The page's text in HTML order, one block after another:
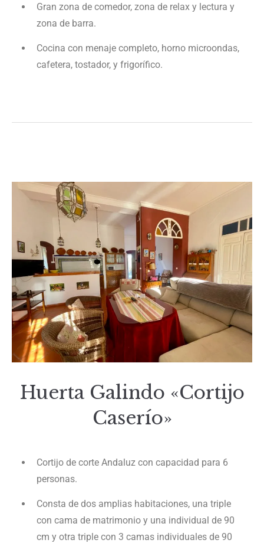
Gran zona de comedor, zona de relax y lectura y
zona de barra.
Cocina con menaje completo, horno microondas,
cafetera, tostador, y frigorífico.
Huerta Galindo «Cortijo
Caserío»
Cortijo de corte Andaluz con capacidad para 6
personas.
Consta de dos amplias habitaciones, una triple
con cama de matrimonio y una individual de 90
cm y otra triple con 3 camas individuales de 90